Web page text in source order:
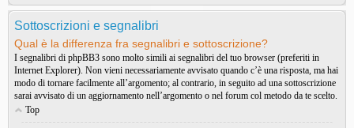
Sottoscrizioni e segnalibri
Qual è la differenza fra segnalibri e sottoscrizione?
I segnalibri di phpBB3 sono molto simili ai segnalibri del tuo browser (preferiti in
Internet Explorer). Non vieni necessariamente avvisato quando c’è una risposta, ma hai
modo di tornare facilmente all’argomento; al contrario, in seguito ad una sottoscrizione
sarai avvisato di un aggiornamento nell’argomento o nel forum col metodo da te scelto.
Top